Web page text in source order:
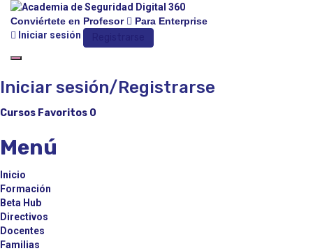
Conviértete en Profesor
Para Enterprise
Iniciar sesión
Iniciar sesión/Registrarse
Cursos Favoritos 0
Menú
Inicio
Formación
Beta Hub
Directivos
Docentes
Familias